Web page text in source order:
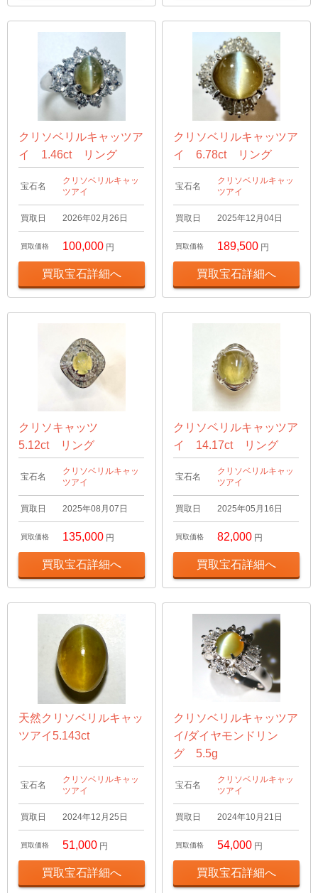
クリソベリルキャッツア
イ 1.46ct リング
宝石名
クリソベリルキャッ
ツアイ
買取日 2026年02月26日
買取価格 100,000 円
買取宝石詳細へ
クリソベリルキャッツア
イ 6.78ct リング
宝石名
クリソベリルキャッ
ツアイ
買取日 2025年12月04日
買取価格 189,500 円
買取宝石詳細へ
クリソキャッツ
5.12ct リング
宝石名
クリソベリルキャッ
ツアイ
買取日 2025年08月07日
買取価格 135,000 円
買取宝石詳細へ
クリソベリルキャッツア
イ 14.17ct リング
宝石名
クリソベリルキャッ
ツアイ
買取日 2025年05月16日
買取価格 82,000 円
買取宝石詳細へ
天然クリソベリルキャッ
ツアイ5.143ct
宝石名
クリソベリルキャッ
ツアイ
買取日 2024年12月25日
買取価格 51,000 円
買取宝石詳細へ
クリソベリルキャッツア
イ/ダイヤモンドリン
グ 5.5g
宝石名
クリソベリルキャッ
ツアイ
買取日 2024年10月21日
買取価格 54,000 円
買取宝石詳細へ